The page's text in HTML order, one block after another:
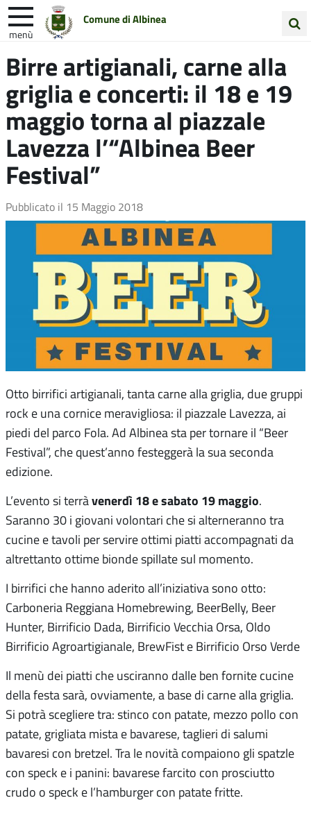
Comune di Albinea
menù
nel
sito
Entra in Comune
Unione Colline Matildiche
Birre artigianali, carne alla
griglia e concerti: il 18 e 19
maggio torna al piazzale
Lavezza l’“Albinea Beer
Festival”
Pubblicato il 15 Maggio 2018
Otto birrifici artigianali, tanta carne alla griglia, due gruppi
rock e una cornice meravigliosa: il piazzale Lavezza, ai
piedi del parco Fola. Ad Albinea sta per tornare il “Beer
Festival”, che quest’anno festeggerà la sua seconda
edizione.
L’evento si terrà venerdì 18 e sabato 19 maggio.
Saranno 30 i giovani volontari che si alterneranno tra
cucine e tavoli per servire ottimi piatti accompagnati da
altrettanto ottime bionde spillate sul momento.
I birrifici che hanno aderito all’iniziativa sono otto:
Carboneria Reggiana Homebrewing, BeerBelly, Beer
Hunter, Birrificio Dada, Birrificio Vecchia Orsa, Oldo
Birrificio Agroartigianale, BrewFist e Birrificio Orso Verde
Il menù dei piatti che usciranno dalle ben fornite cucine
della festa sarà, ovviamente, a base di carne alla griglia.
Si potrà scegliere tra: stinco con patate, mezzo pollo con
patate, grigliata mista e bavarese, taglieri di salumi
bavaresi con bretzel. Tra le novità compaiono gli spatzle
con speck e i panini: bavarese farcito con prosciutto
crudo o speck e l’hamburger con patate fritte.